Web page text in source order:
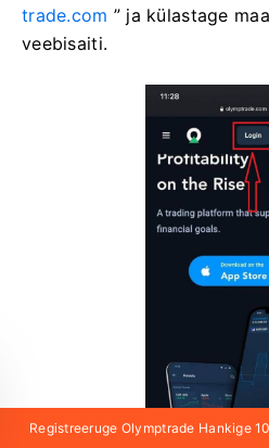
trade.com ” ja külastage
veebisaiti.
Registreeruge Olymptrade Hankige